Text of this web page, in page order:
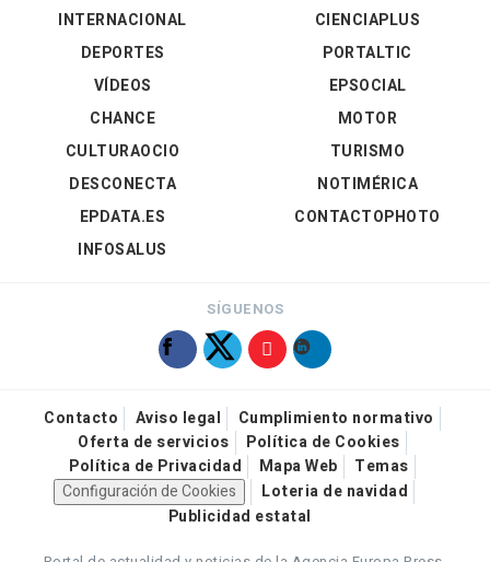
INTERNACIONAL
DEPORTES
VÍDEOS
CIENCIAPLUS
PORTALTIC
EPSOCIAL
CHANCE
CULTURAOCIO
DESCONECTA
EPDATA.ES
INFOSALUS
MOTOR
TURISMO
NOTIMÉRICA
CONTACTOPHOTO
SÍGUENOS
Contacto Aviso legal
Cumplimiento normativo
Oferta de servicios
Política de Cookies
Política de Privacidad
Mapa Web
Temas
Configuración de Cookies
Loteria de navidad
Publicidad estatal